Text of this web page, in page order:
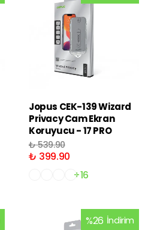
Jopus CEK-139 Wizard
Privacy Cam Ekran
Koruyucu - 17 PRO
₺ 539.90
₺ 399.90
+16
%26 İndirim